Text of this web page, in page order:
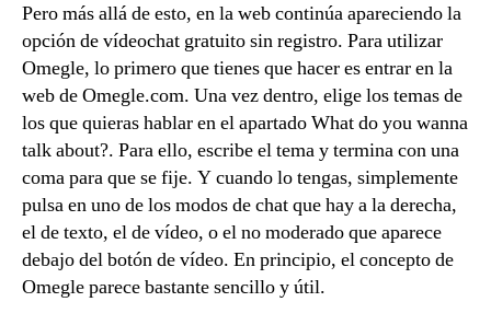
Pero más allá de esto, en la web continúa apareciendo la
opción de vídeochat gratuito sin registro. Para utilizar
Omegle, lo primero que tienes que hacer es entrar en la
web de Omegle.com. Una vez dentro, elige los temas de
los que quieras hablar en el apartado What do you wanna
talk about?. Para ello, escribe el tema y termina con una
coma para que se fije. Y cuando lo tengas, simplemente
pulsa en uno de los modos de chat que hay a la derecha,
el de texto, el de vídeo, o el no moderado que aparece
debajo del botón de vídeo. En principio, el concepto de
Omegle parece bastante sencillo y útil.